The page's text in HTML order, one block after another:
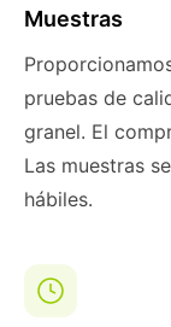
Muestras
pruebas de
granel. El
Las muestras
hábiles.